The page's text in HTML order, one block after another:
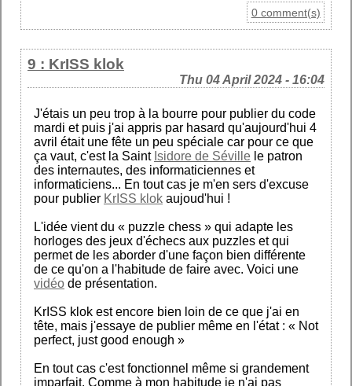
0 comment(s)
9 : KrISS klok
Thu 04 April 2024 - 16:04
J'étais un peu trop à la bourre pour publier du code
mardi et puis j'ai appris par hasard qu'aujourd'hui 4
avril était une fête un peu spéciale car pour ce que
ça vaut, c'est la Saint Isidore de Séville le patron
des internautes, des informaticiennes et
informaticiens... En tout cas je m'en sers d'excuse
pour publier KrISS klok aujoud'hui !
L'idée vient du « puzzle chess » qui adapte les
horloges des jeux d'échecs aux puzzles et qui
permet de les aborder d'une façon bien différente
de ce qu'on a l'habitude de faire avec. Voici une
vidéo de présentation.
KrISS klok est encore bien loin de ce que j'ai en
tête, mais j'essaye de publier même en l'état : « Not
perfect, just good enough »
En tout cas c'est fonctionnel même si grandement
imparfait. Comme à mon habitude je n'ai pas